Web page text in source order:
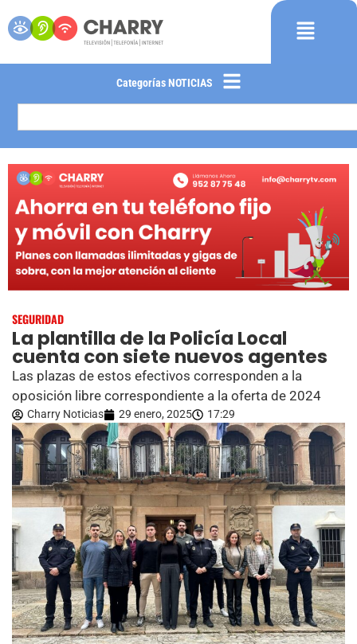
Categorías NOTICIAS
SEGURIDAD
La plantilla de la Policía Local
cuenta con siete nuevos agentes
Las plazas de estos efectivos corresponden a la
oposición libre correspondiente a la oferta de 2024
Charry Noticias 29 enero, 2025 17:29